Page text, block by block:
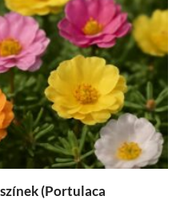
(Portulaca